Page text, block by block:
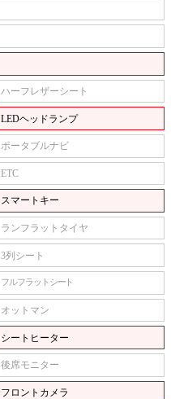
ハーフレザーシート
LEDヘッドランプ
ポータブルナビ
ETC
スマートキー
ランフラットタイヤ
3列シート
フルフラットシート
オットマン
シートヒーター
後席モニター
フロントカメラ